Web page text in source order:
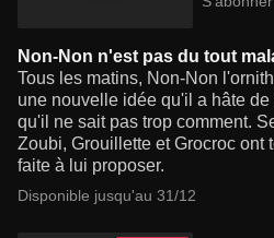
Non-Non n'est pas du tout
Tous les matins, Non-Non
une nouvelle idée qu'il a hâte
qu'il ne sait pas trop comment.
Zoubi, Grouillette et Grocroc ont
faite à lui proposer.
Disponible jusqu'au 31/12